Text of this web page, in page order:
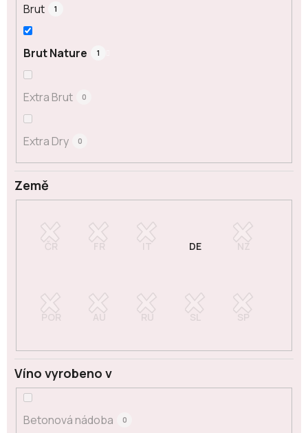
Země
Brut 1
Brut Nature 1
Extra Brut 0
Extra Dry 0
Víno vyrobeno v
Betonová nádoba 0